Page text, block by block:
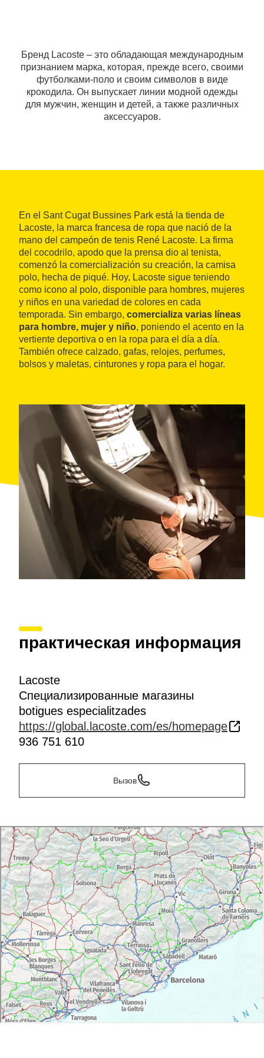
Бренд Lacoste – это обладающая международным
признанием марка, которая, прежде всего, своими
футболками-поло и своим символов в виде
крокодила. Он выпускает линии модной одежды
для мужчин, женщин и детей, а также различных
аксессуаров.
En el Sant Cugat Bussines Park está la tienda de
Lacoste, la marca francesa de ropa que nació de la
mano del campeón de tenis René Lacoste. La firma
del cocodrilo, apodo que la prensa dio al tenista,
comenzó la comercialización su creación, la camisa
polo, hecha de piqué. Hoy, Lacoste sigue teniendo
como icono al polo, disponible para hombres, mujeres
y niños en una variedad de colores en cada
temporada. Sin embargo, comercializa varias líneas
para hombre, mujer y niño, poniendo el acento en la
vertiente deportiva o en la ropa para el día a día.
También ofrece calzado, gafas, relojes, perfumes,
bolsos y maletas, cinturones y ropa para el hogar.
практическая информация
Lacoste
Специализированные магазины
botigues especialitzades
https://global.lacoste.com/es/homepage
936 751 610
Вызов